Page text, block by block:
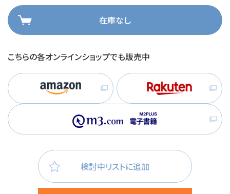
在庫なし
こちらの各オンラインショップでも販売中
検討中リストに追加